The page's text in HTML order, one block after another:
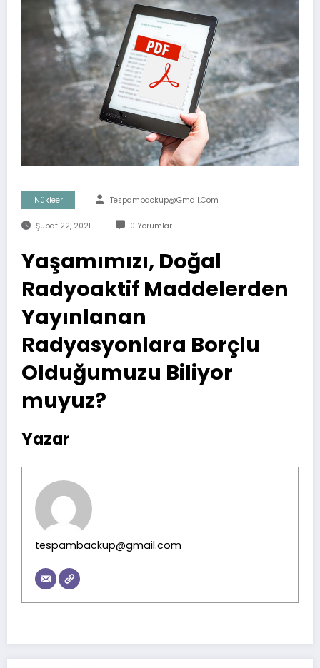
Nükleer Tespambackup@gmail.com
Şubat 22, 2021 0 Yorumlar
Yaşamımızı, Doğal
Radyoaktif Maddelerden
Yayınlanan
Radyasyonlara Borçlu
Olduğumuzu Biliyor
muyuz?
Yazar
tespambackup@gmail.com